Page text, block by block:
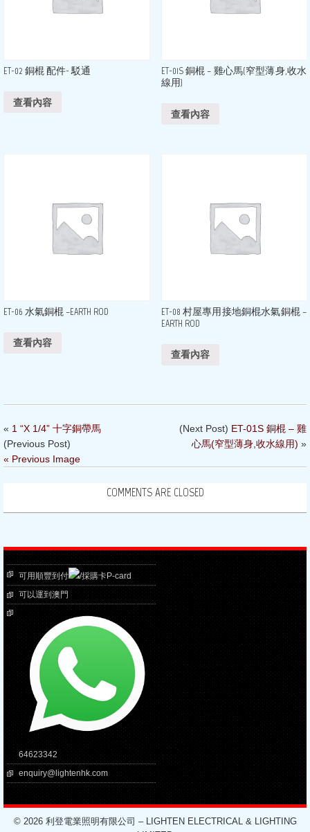
ET-02 銅棍 配件- 駁通
查看內容
ET-01S 銅棍 – 雞心馬(窄型薄身,收水
線用)
查看內容
ET-06 水氣銅棍 –EARTH ROD
查看內容
ET-08 村屋專用接地銅棍水氣銅棍 –
EARTH ROD
查看內容
« 1 “X 1/4” 十字銅帶馬
(Previous Post)
(Next Post) ET-01S 銅棍 – 雞
心馬(窄型薄身,收水線用) »
« Previous Image
COMMENTS ARE CLOSED
可用順豐到付
/採購卡P-card
可以運到澳門
64623342
enquiry@lightenhk.com
© 2026 利登電業照明有限公司 – LIGHTEN ELECTRICAL & LIGHTING